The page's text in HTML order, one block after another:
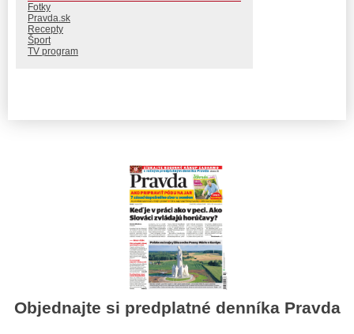
Fotky
Pravda.sk
Recepty
Šport
TV program
Objednajte si predplatné denníka Pravda